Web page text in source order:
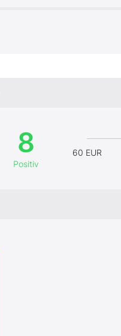
8
Positiv
60 EUR